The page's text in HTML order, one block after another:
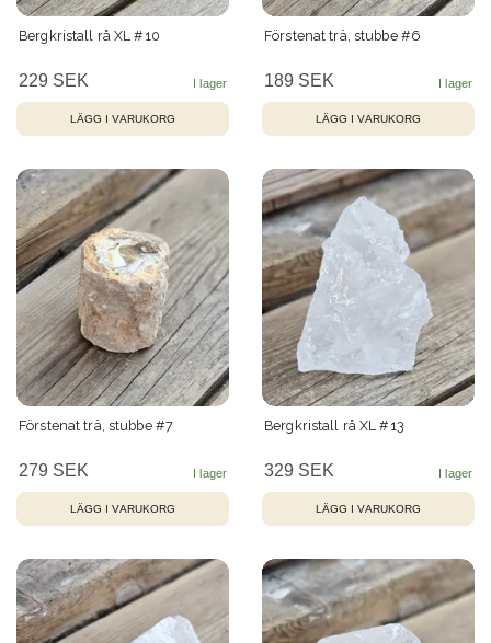
Bergkristall rå XL #10
229 SEK
Förstenat trä, stubbe #6
189 SEK
Förstenat trä, stubbe #7
279 SEK
Bergkristall rå XL #13
329 SEK